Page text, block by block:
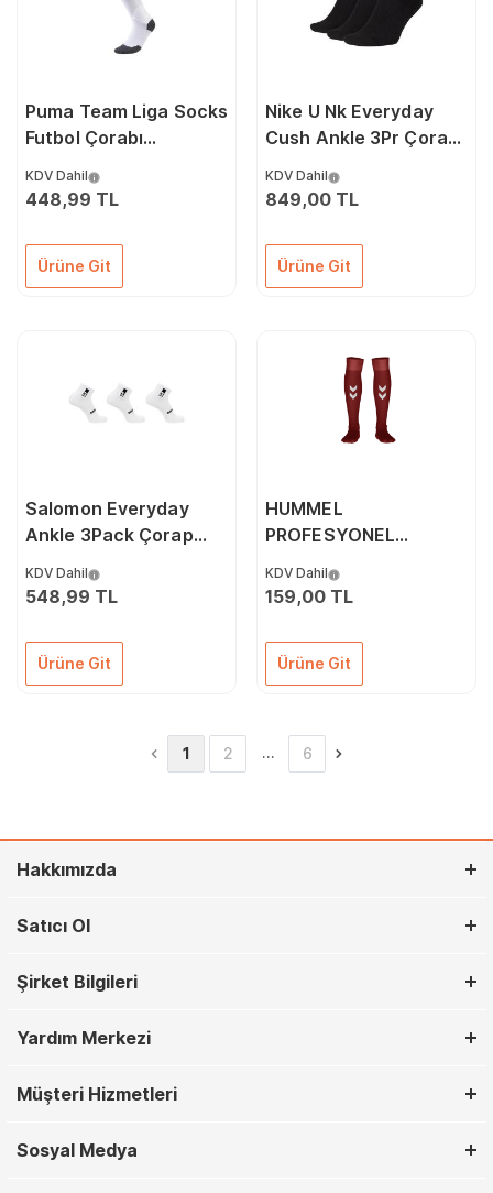
Puma Team Liga Socks
Futbol Çorabı
KDV Dahil
448,99 TL
Ürüne Git
Nike U Nk Everyday
Cush Ankle 3Pr Çorap
KDV Dahil
849,00 TL
Ürüne Git
Salomon Everyday
Ankle 3Pack Çorap
KDV Dahil
548,99 TL
Ürüne Git
HUMMEL
PROFESYONEL
BORDO
KDV Dahil
159,00 TL
Ürüne Git
1 2 … 6
Hakkımızda
Satıcı Ol
Şirket Bilgileri
Yardım Merkezi
Müşteri Hizmetleri
Sosyal Medya